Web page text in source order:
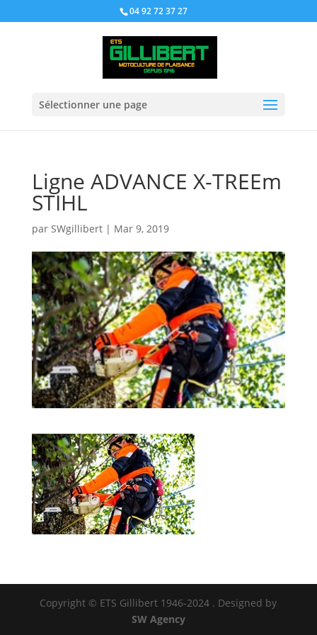
04 92 72 37 27
Sélectionner une page
Ligne ADVANCE X-TREEm
STIHL
par SWgillibert| Mar 9, 2019
Copyright © ETS Gillibert 1946-2024 . Designed by
SW Agency